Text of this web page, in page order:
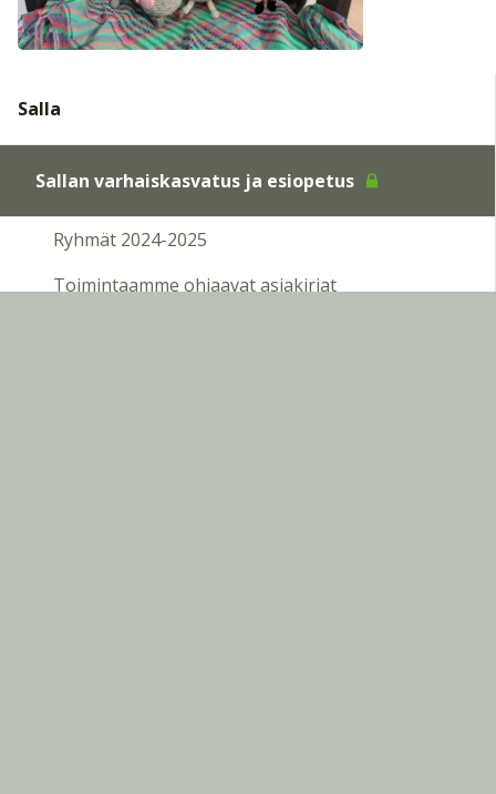
Salla
Sallan varhaiskasvatus ja esiopetus
Ryhmät 2024-2025
Toimintaamme ohjaavat asiakirjat